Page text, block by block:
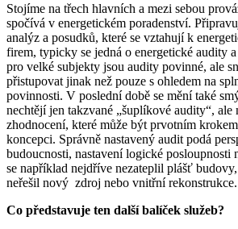
Stojíme na třech hlavních a mezi sebou
spočívá v energetickém poradenství.
analýz a posudků, které se vztahují k
firem, typicky se jedná o energetické audity
pro velké subjekty jsou audity povinné, ale
přistupovat jinak než pouze s ohledem na
povinnosti. V poslední době se mění také
nechtějí jen takzvané „šuplíkové audity“, ale
zhodnocení, které může být prvotním
koncepci. Správně nastavený audit podá
budoucnosti, nastavení logické
se například nejdříve nezateplil plášť
neřešil nový zdroj nebo vnitřní rekonstrukce.
Co představuje ten další balíček služeb?